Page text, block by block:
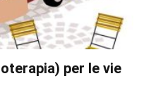
per le vie